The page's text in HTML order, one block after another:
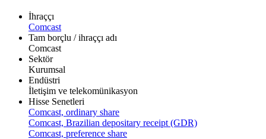
İhraççı
Comcast
Tam borçlu / ihraççı adı
Comcast
Sektör
Kurumsal
Endüstri
İletişim ve telekomünikasyon
Hisse Senetleri
Comcast, ordinary share
Comcast, Brazilian depositary receipt (GDR)
Comcast, preference share